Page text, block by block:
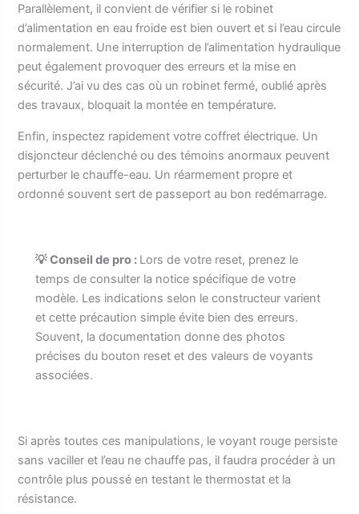
Parallèlement, il convient de vérifier si le robinet
d’alimentation en eau froide est bien ouvert et si l’eau circule
normalement. Une interruption de l’alimentation hydraulique
peut également provoquer des erreurs et la mise en
sécurité. J’ai vu des cas où un robinet fermé, oublié après
des travaux, bloquait la montée en température.
Enfin, inspectez rapidement votre coffret électrique. Un
disjoncteur déclenché ou des témoins anormaux peuvent
perturber le chauffe-eau. Un réarmement propre et
ordonné souvent sert de passeport au bon redémarrage.
💡 Conseil de pro : Lors de votre reset, prenez le
temps de consulter la notice spécifique de votre
modèle. Les indications selon le constructeur varient
et cette précaution simple évite bien des erreurs.
Souvent, la documentation donne des photos
précises du bouton reset et des valeurs de voyants
associées.
Si après toutes ces manipulations, le voyant rouge persiste
sans vaciller et l’eau ne chauffe pas, il faudra procéder à un
contrôle plus poussé en testant le thermostat et la
résistance.